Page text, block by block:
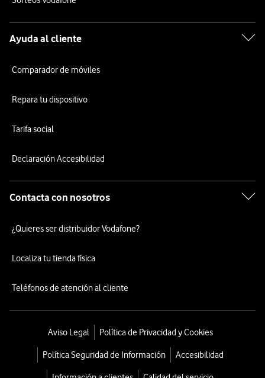
Ayuda al cliente
Comparador de móviles
Repara tu dispositivo
Tarifa social
Declaración Accesibilidad
Contacta con nosotros
¿Quieres ser distribuidor Vodafone?
Localiza tu tienda física
Teléfonos de atención al cliente
Aviso Legal Política de Privacidad y Cookies
Política Seguridad de Información Accesibilidad